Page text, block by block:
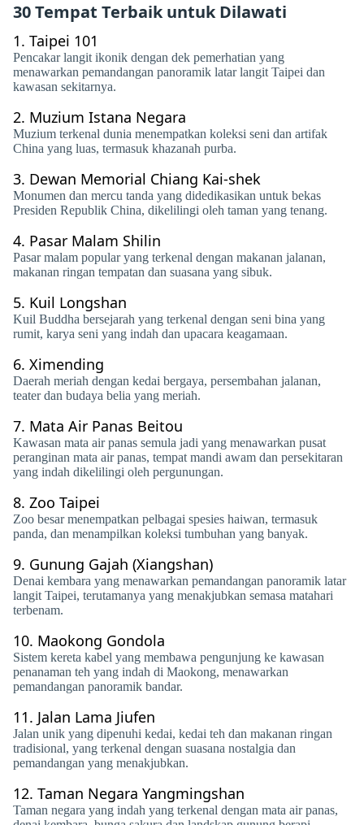
30 Tempat Terbaik untuk Dilawati
1. Taipei 101
Pencakar langit ikonik dengan dek pemerhatian yang
menawarkan pemandangan panoramik latar langit Taipei dan
kawasan sekitarnya.
2. Muzium Istana Negara
Muzium terkenal dunia menempatkan koleksi seni dan artifak
China yang luas, termasuk khazanah purba.
3. Dewan Memorial Chiang Kai-shek
Monumen dan mercu tanda yang didedikasikan untuk bekas
Presiden Republik China, dikelilingi oleh taman yang tenang.
4. Pasar Malam Shilin
Pasar malam popular yang terkenal dengan makanan jalanan,
makanan ringan tempatan dan suasana yang sibuk.
5. Kuil Longshan
Kuil Buddha bersejarah yang terkenal dengan seni bina yang
rumit, karya seni yang indah dan upacara keagamaan.
6. Ximending
Daerah meriah dengan kedai bergaya, persembahan jalanan,
teater dan budaya belia yang meriah.
7. Mata Air Panas Beitou
Kawasan mata air panas semula jadi yang menawarkan pusat
peranginan mata air panas, tempat mandi awam dan persekitaran
yang indah dikelilingi oleh pergunungan.
8. Zoo Taipei
Zoo besar menempatkan pelbagai spesies haiwan, termasuk
panda, dan menampilkan koleksi tumbuhan yang banyak.
9. Gunung Gajah (Xiangshan)
Denai kembara yang menawarkan pemandangan panoramik latar
langit Taipei, terutamanya yang menakjubkan semasa matahari
terbenam.
10. Maokong Gondola
Sistem kereta kabel yang membawa pengunjung ke kawasan
penanaman teh yang indah di Maokong, menawarkan
pemandangan panoramik bandar.
11. Jalan Lama Jiufen
Jalan unik yang dipenuhi kedai, kedai teh dan makanan ringan
tradisional, yang terkenal dengan suasana nostalgia dan
pemandangan yang menakjubkan.
12. Taman Negara Yangmingshan
Taman negara yang indah yang terkenal dengan mata air panas,